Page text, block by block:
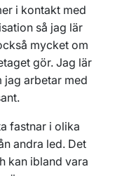
i kontakt med
så jag lär
mycket om
gör. Jag lär
jag arbetar med
fastnar i olika
andra led. Det
kan ibland vara